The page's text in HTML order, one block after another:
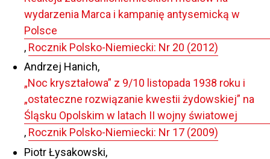
wydarzenia Marca i kampanię antysemicką w
Polsce
, Rocznik Polsko-Niemiecki: Nr 20 (2012)
Andrzej Hanich,
„Noc kryształowa” z 9/10 listopada 1938 roku i
„ostateczne rozwiązanie kwestii żydowskiej” na
Śląsku Opolskim w latach II wojny światowej
, Rocznik Polsko-Niemiecki: Nr 17 (2009)
Piotr Łysakowski,